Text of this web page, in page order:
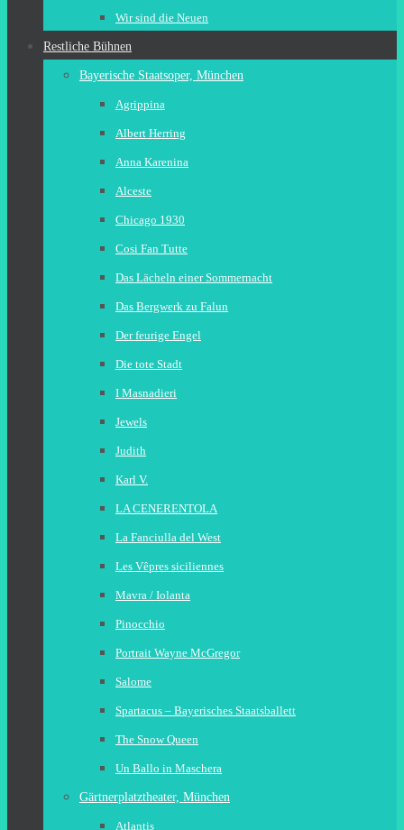
Wir sind die Neuen
Restliche Bühnen
Bayerische Staatsoper, München
Agrippina
Albert Herring
Anna Karenina
Alceste
Chicago 1930
Cosi Fan Tutte
Das Lächeln einer Sommernacht
Das Bergwerk zu Falun
Der feurige Engel
Die tote Stadt
I Masnadieri
Jewels
Judith
Karl V.
LA CENERENTOLA
La Fanciulla del West
Les Vêpres siciliennes
Mavra / Iolanta
Pinocchio
Portrait Wayne McGregor
Salome
Spartacus – Bayerisches Staatsballett
The Snow Queen
Un Ballo in Maschera
Gärtnerplatztheater, München
Atlantis